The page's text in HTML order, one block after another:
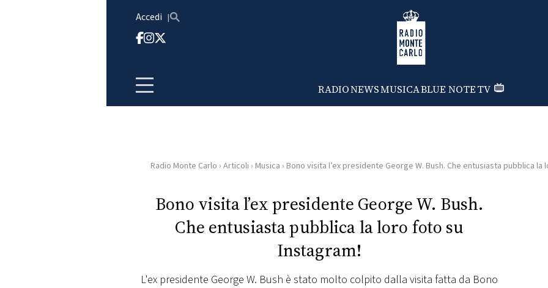
Accedi Radio Monte Carlo
RADIONEWSMUSICABLUE NOTETV
HOME
RADIO
Radio Monte Carlo › Articoli › Musica › Bono visita l’ex presidente George W. Bush. Che entusiasta pubblica
Bono visita l’ex presidente George W. Bush.
Che entusiasta pubblica la loro foto su
Instagram!
L'ex presidente George W. Bush è stato molto colpito dalla visita fatta da Bono